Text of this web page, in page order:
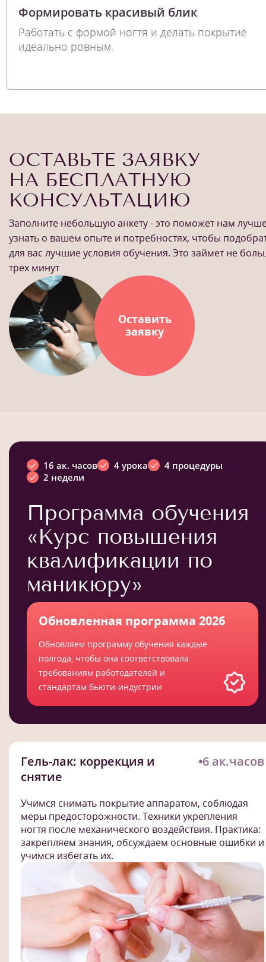
Формировать красивый блик
Работать с формой ногтя и делать покрытие
идеально ровным.
ОСТАВЬТЕ ЗАЯВКУ
НА БЕСПЛАТНУЮ
КОНСУЛЬТАЦИЮ
Заполните небольшую анкету - это поможет нам
узнать о вашем опыте и потребностях, чтобы
для вас лучшие условия обучения. Это займет не
трех минут
Оставить
заявку
16 ак. часов 4 урока
4 процедуры
2 недели
Программа обучения
«Курс повышения
квалификации по
маникюру»
Обновленная программа 2026
Обновляем программу обучения каждые
полгода, чтобы она соответствовала
требованиям работодателей и
стандартам бьюти-индустрии
Гель-лак: коррекция и
снятие
6 ак.часов
Учимся снимать покрытие аппаратом, соблюдая
меры предосторожности. Техники укрепления
ногтя после механического воздействия. Практика:
закрепляем знания, обсуждаем основные ошибки и
учимся избегать их.